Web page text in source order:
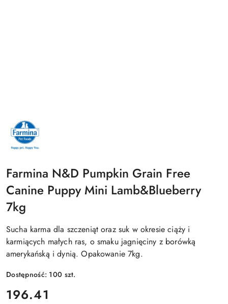
NAZWA
PRODUCENTA:
FARMINA
Farmina N&D Pumpkin Grain Free
Canine Puppy Mini Lamb&Blueberry
7kg
Sucha karma dla szczeniąt oraz suk w okresie ciąży i
karmiących małych ras, o smaku jagnięciny z borówką
amerykańską i dynią. Opakowanie 7kg.
Dostępność: 100 szt.
cena:
196.41